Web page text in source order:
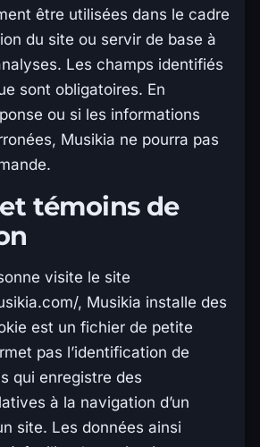
être utilisées dans le cadre
du site ou servir de base à
Les champs identifiés
sont obligatoires. En
ou si les informations
Musikia ne pourra pas
témoins de
visite le site
, Musikia installe des
est un fichier de petite
pas l’identification de
qui enregistre des
à la navigation d’un
site. Les données ainsi